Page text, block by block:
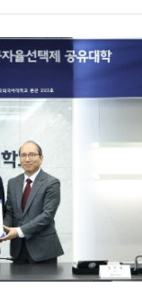
로벌 경쟁력 강화에
통해 역량을 완성할
.협정식 직후 이어진
리 대학 학생들과
일본 중의원 8선과
년 취임 이후
진해 왔다. 이날
세대의 역할과
도쿠시마현의 매력과
에게 제공될 다양한
해 깊이 감사드린다 며,
로 국제적 협력을
매우 뜻깊게
담은 2025년 양교 간
체적이고 실질적인
. 우리 대학측에서는
장이 함께 배석하여
를 이어갔다. 양
성화를 통해 학문적
호 증진에 기여할 수
러한 협력을 계기로